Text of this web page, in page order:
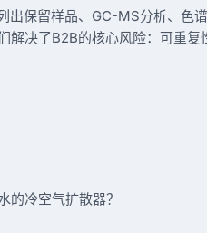
出保留样品、GC-MS分析、色
决了B2B的核心风险：可重复
的冷空气扩散器？